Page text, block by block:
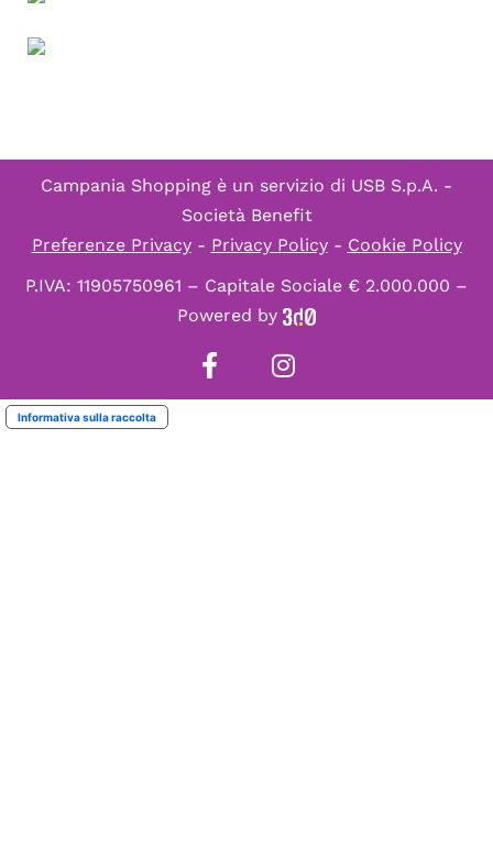
Campania Shopping è un servizio di USB S.p.A. -
Società Benefit
Preferenze Privacy- Privacy Policy- Cookie Policy
P.IVA: 11905750961 – Capitale Sociale € 2.000.000 –
Powered by
Informativa sulla raccolta